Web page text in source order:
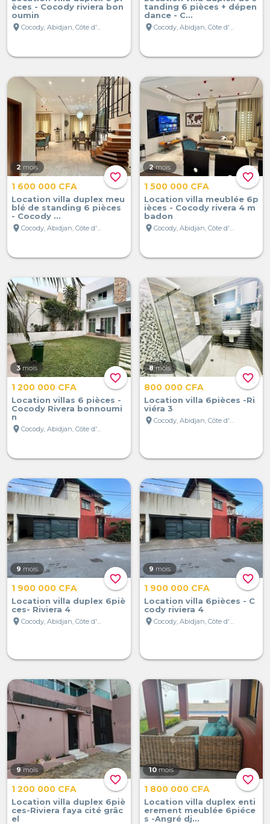
èces - Cocody riviera bon
oumin
location_on
tanding 6 pièces + dépen
dance - C...
location_on
favorite_border
2 mois
1 600 000 CFA
Location villa duplex meu
blé de standing 6 pièces
- Cocody ...
location_on
favorite_border
2 mois
1 500 000 CFA
Location villa meublée 6p
ièces - Cocody rivera 4 m
badon
location_on
favorite_border
3 mois
1 200 000 CFA
Location villas 6 pièces -
Cocody Rivera bonnoumi
n
location_on
favorite_border
8 mois
800 000 CFA
Location villa 6pièces -Ri
viéra 3
location_on
favorite_border
9 mois
1 900 000 CFA
Location villa duplex 6piè
ces- Riviera 4
location_on
favorite_border
9 mois
1 900 000 CFA
Location villa 6pièces - C
cody riviera 4
location_on
favorite_border
9 mois
1 200 000 CFA
Location villa duplex 6piè
ces-Riviera faya cité grâc
el
favorite_border
10 mois
1 800 000 CFA
Location villa duplex enti
erement meublée 6piéce
s -Angré dj...